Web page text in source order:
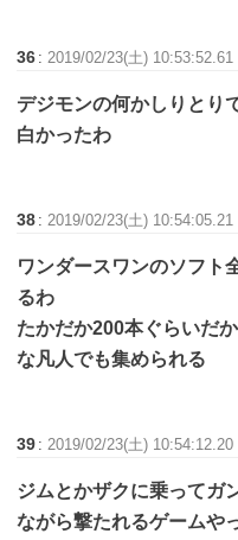
36 :2019/02/23(土)
デジモンの何かしりとり
白かったわ
38 :2019/02/23(土)
ワンダースワンのソフト
るわ
たかだか200本ぐらいだ
な凡人でも集められる
39 :2019/02/23(土)
ジムとかザクに乗ってガ
ながら撃たれるゲームや